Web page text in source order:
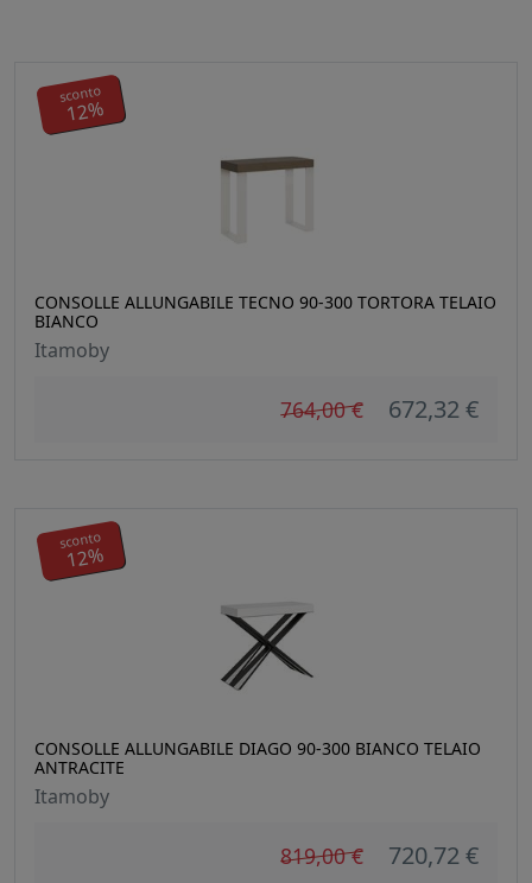
CONSOLLE ALLUNGABILE TECNO 90-300 TORTORA TELAIO
BIANCO
Itamoby
764,00 € 672,32 €
sconto
12%
CONSOLLE ALLUNGABILE DIAGO 90-300 BIANCO TELAIO
ANTRACITE
Itamoby
819,00 € 720,72 €
sconto
12%